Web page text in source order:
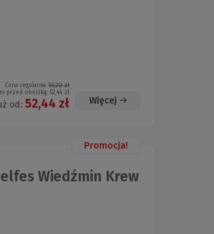
Cena regularna: 55,20 zł
przed obniżką: 52,44 zł
od: 52,44 zł Więcej
Promocja!
Wiedźmin Krew